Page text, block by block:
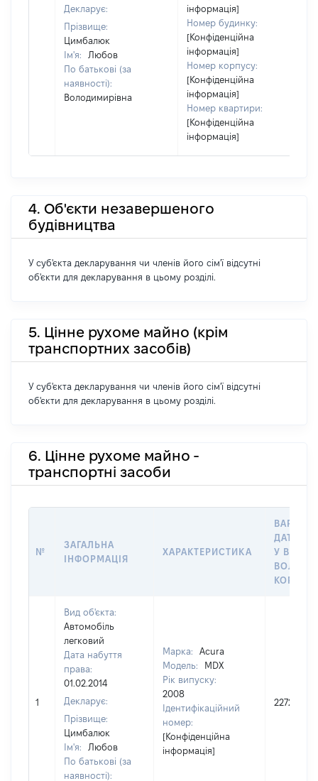
Декларує:
Прізвище:
Цимбалюк
Ім'я:
Любов
По батькові (за
наявності):
Володимирівна
інформація]
Номер будинку:
[Конфіденційна
інформація]
Номер корпусу:
[Конфіденційна
інформація]
Номер квартири:
[Конфіденційна
інформація]
4. Об'єкти незавершеного
будівництва
У суб'єкта декларування чи членів його сім'ї відсутні
об'єкти для декларування в цьому розділі.
5. Цінне рухоме майно (крім
транспортних засобів)
У суб'єкта декларування чи членів його сім'ї відсутні
об'єкти для декларування в цьому розділі.
6. Цінне рухоме майно -
транспортні засоби
№
ЗАГАЛЬНА
ІНФОРМАЦІЯ
ХАРАКТЕРИСТИКА
ДАТУ
У
1
Вид об'єкта:
Автомобіль
легковий
Дата набуття
права:
01.02.2014
Декларує:
Прізвище:
Цимбалюк
Ім'я:
Любов
По батькові (за
наявності):
Марка:
Acura
Модель:
MDX
Рік випуску:
2008
Ідентифікаційний
номер:
[Конфіденційна
інформація]
227200